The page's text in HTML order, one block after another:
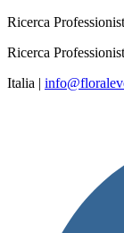
Ricerca
Ricerca
Italia |